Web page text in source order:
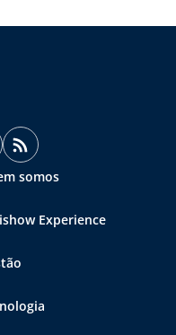
somos
Experience